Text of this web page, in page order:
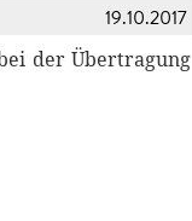
19.10.2017
der Übertragung